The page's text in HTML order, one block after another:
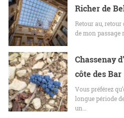
Richer de
Retour au, retour
de mon passage
Chassenay
côte des Bar
Vous préférez
longue période
un…